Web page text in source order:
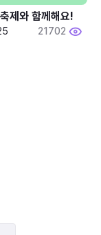
제와 함께해요!
21702